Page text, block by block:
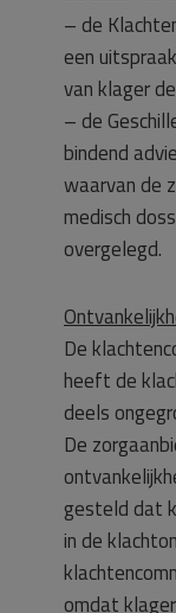
– de
een
van klager
– de
bindend
waarvan de
medisch
overgelegd.
De
heeft de
deels
De
gesteld dat
in de
omdat